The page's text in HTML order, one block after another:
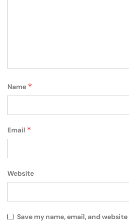
Name *
Email *
Website
Save my name, email, and